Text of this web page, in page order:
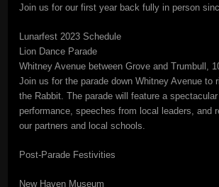
Join us for our first year back fully in person
Lunarfest 2023 Schedule
Lion Dance Parade
Whitney Avenue between Grove and Trumbull,
Join us for the parade down Whitney Avenue to
the Rabbit. The parade will feature a
performance, speeches from local leaders, and
our partners and local schools.
Post-Parade Festivities
New Haven Museum